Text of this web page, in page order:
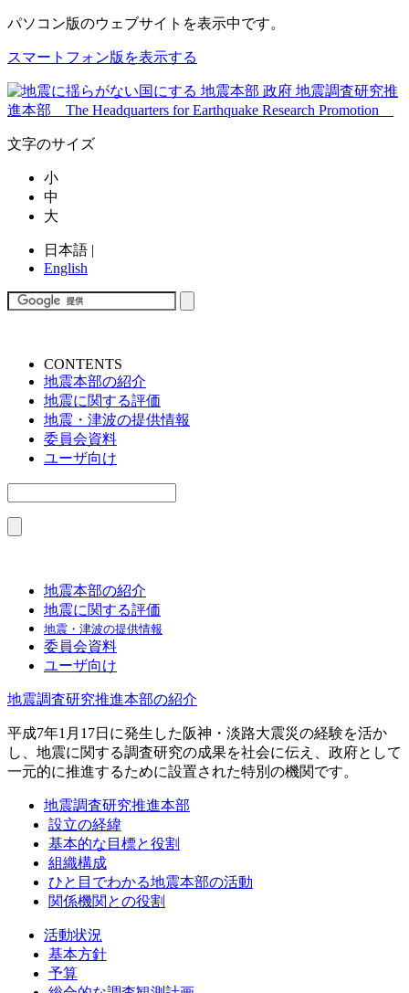
パソコン版のウェブサイトを表示中です。
スマートフォン版を表示する
文字のサイズ
小
中
大
日本語 |
English
CONTENTS
地震本部の紹介
地震に関する評価
地震・津波の提供情報
委員会資料
ユーザ向け
地震本部の紹介
地震に関する評価
地震・津波の提供情報
委員会資料
ユーザ向け
地震調査研究推進本部の紹介
平成7年1月17日に発生した阪神・淡路大震災の経験を活か
し、地震に関する調査研究の成果を社会に伝え、政府として
一元的に推進するために設置された特別の機関です。
地震調査研究推進本部
設立の経緯
基本的な目標と役割
組織構成
ひと目でわかる地震本部の活動
関係機関との役割
活動状況
基本方針
予算